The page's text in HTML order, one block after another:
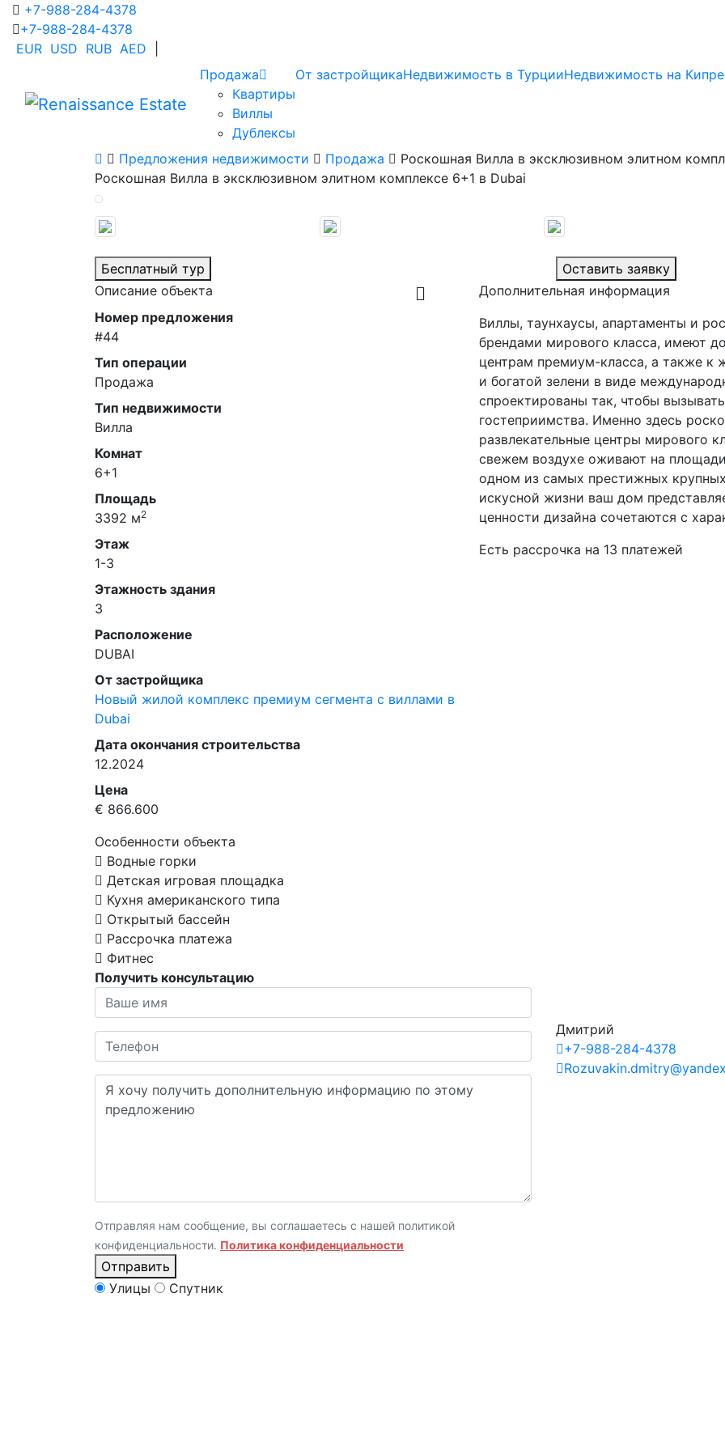
+7-988-284-4378
+7-988-284-4378
EUR USD RUB AED
Продажа
Квартиры
Виллы
Дублексы
От застройщикаНедвижимость в ТурцииНедвижимость на Кипре
Предложения недвижимости Продажа
Роскошная Вилла в эксклюзивном элитном
Роскошная Вилла в эксклюзивном элитном комплексе 6+1 в Dubai
Бесплатный тур
Оставить заявку
Описание объекта
Номер предложения
#44
Тип операции
Продажа
Тип недвижимости
Вилла
Комнат
6+1
Площадь
3392 м2
Этаж
1-3
Этажность здания
3
Расположение
DUBAI
От застройщика
Новый жилой комплекс премиум сегмента с виллами в
Dubai
Дата окончания строительства
12.2024
Цена
€ 866.600
Особенности объекта
Водные горки
Детская игровая площадка
Кухня американского типа
Открытый бассейн
Рассрочка платежа
Фитнес
Дополнительная информация
Виллы, таунхаусы, апартаменты и
брендами мирового класса, имеют
центрам премиум-класса, а также
и богатой зелени в виде
спроектированы так, чтобы
гостеприимства. Именно здесь
развлекательные центры мирового
свежем воздухе оживают на
одном из самых престижных
искусной жизни ваш дом
ценности дизайна сочетаются с
Есть рассрочка на 13 платежей
Получить консультацию
Отправляя нам сообщение, вы соглашаетесь с нашей политикой
конфиденциальности. Политика конфиденциальности
Отправить
Дмитрий
+7-988-284-4378
Улицы Спутник